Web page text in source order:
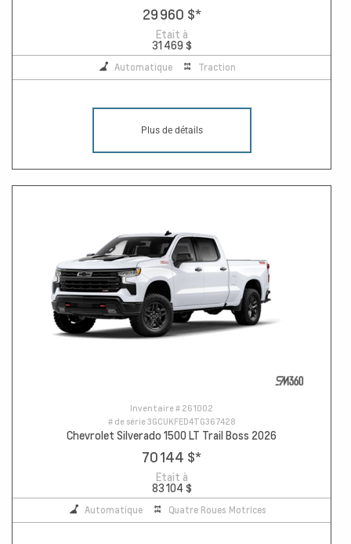
29 960 $*
Etait à
31 469 $
Automatique Traction
Plus de détails
Inventaire # 261002
# de série3GCUKFED4TG367428
Chevrolet Silverado 1500 LT Trail Boss 2026
70 144 $*
Etait à
83 104 $
Automatique Quatre Roues Motrices